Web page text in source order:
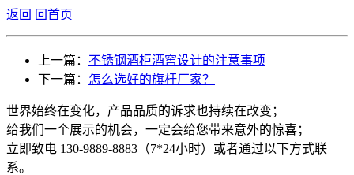
返回 回首页
上一篇： 不锈钢酒柜酒窖设计的注意事项
下一篇： 怎么选好的旗杆厂家？
世界始终在变化，产品品质的诉求也持续在改变；
给我们一个展示的机会，一定会给您带来意外的惊喜；
立即致电 130-9889-8883（7*24小时）或者通过以下方式联
系。